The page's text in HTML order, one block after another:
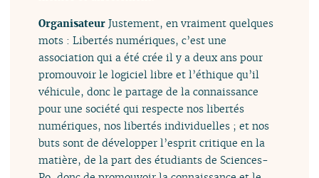
Organisateur Justement, en vraiment quelques
mots : Libertés numériques, c’est une
association qui a été crée il y a deux ans pour
promouvoir le logiciel libre et l’éthique qu’il
véhicule, donc le partage de la connaissance
pour une société qui respecte nos libertés
numériques, nos libertés individuelles ; et nos
buts sont de développer l’esprit critique en la
matière, de la part des étudiants de Sciences-